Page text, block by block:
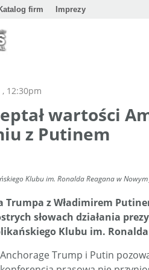
firm Imprezy
12:30pm
wartości
z Putinem
Klubu im. Ronalda Reagana w Nowym
z Władimirem
słowach działania
Klubu im.
Trump i Putin